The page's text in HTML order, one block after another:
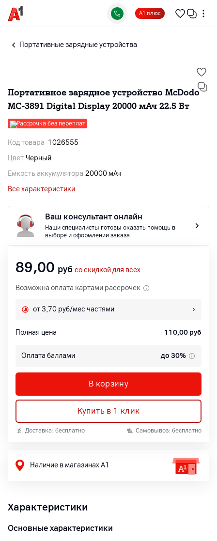
А1 плюс
Портативные зарядные устройства
Портативное зарядное устройство McDodo
MC-3891 Digital Display 20000 мАч 22.5 Вт
Рассрочка без переплат
Код товара 1026555
Цвет Черный
Емкость аккумулятора 20000 мАч
Все характеристики
Ваш консультант онлайн
Наши специалисты готовы оказать помощь в
выборе и оформлении заказа.
89,00 руб со скидкой для всех
Возможна оплата картами рассрочек
от 3,70 руб/мес частями
Полная цена 110,00 руб
Оплата баллами до 30%
В корзину
Купить в 1 клик
Доставка: бесплатно Самовывоз: бесплатно
Наличие в магазинах А1
Характеристики
Основные характеристики